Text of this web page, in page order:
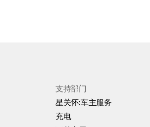
支持部门
星关怀:车主服务
充电